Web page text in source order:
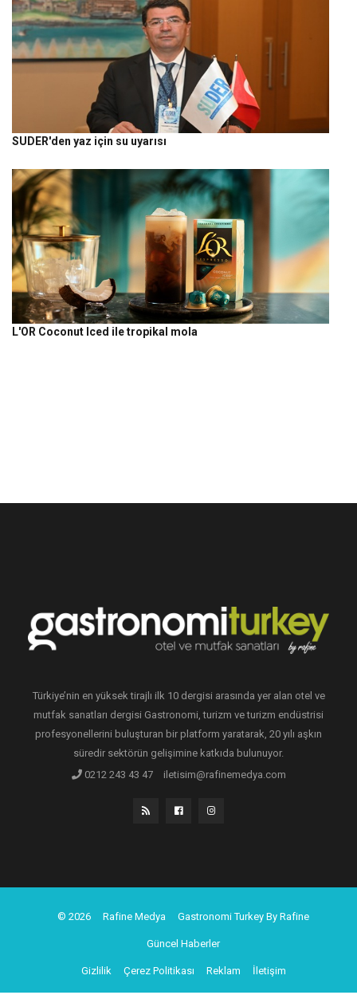
SUDER'den yaz için su uyarısı
L'OR Coconut Iced ile tropikal mola
Türkiye’nin en yüksek tirajlı ilk 10 dergisi arasında yer alan otel ve
mutfak sanatları dergisi Gastronomi, turizm ve turizm endüstrisi
profesyonellerini buluşturan bir platform yaratarak, 20 yılı aşkın
süredir sektörün gelişimine katkıda bulunuyor.
0212 243 43 47
iletisim@rafinemedya.com
© 2026 Rafine Medya Gastronomi Turkey By Rafine
Güncel Haberler
Gizlilik Çerez Politikası Reklam İletişim